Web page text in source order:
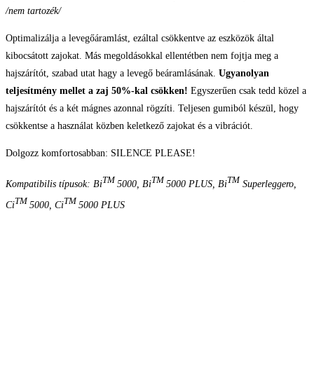
/nem tartozék/
Optimalizálja a levegőáramlást, ezáltal csökkentve az eszközök által
kibocsátott zajokat. Más megoldásokkal ellentétben nem fojtja meg a
hajszárítót, szabad utat hagy a levegő beáramlásának. Ugyanolyan
teljesítmény mellet a zaj 50%-kal csökken! Egyszerűen csak tedd közel a
hajszárítót és a két mágnes azonnal rögzíti. Teljesen gumiból készül, hogy
csökkentse a használat közben keletkező zajokat és a vibrációt.
Dolgozz komfortosabban: SILENCE PLEASE!
Kompatibilis típusok: BiTM5000, BiTM5000 PLUS, BiTM Superleggero,
CiTM5000, CiTM5000 PLUS